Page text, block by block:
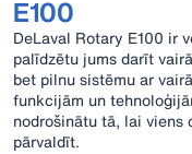
E100
DeLaval Rotary E100 ir
palīdzētu jums darīt
bet pilnu sistēmu ar
funkcijām un
nodrošinātu tā, lai
pārvaldīt.